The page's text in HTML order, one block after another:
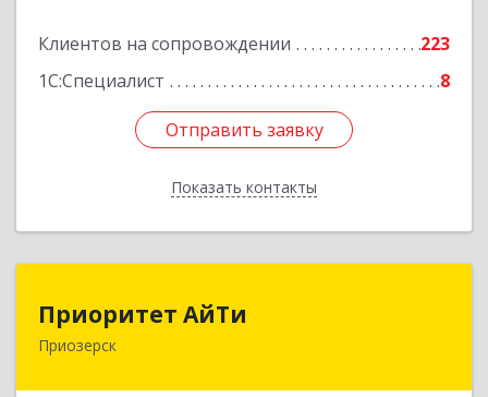
Клиентов на сопровождении
223
1С:Специалист
8
Отправить заявку
Показать контакты
Отправить заявку
Назад
Приоритет АйТи
Приозерск
188760, Ленинградская обл, Приозерский р-н,